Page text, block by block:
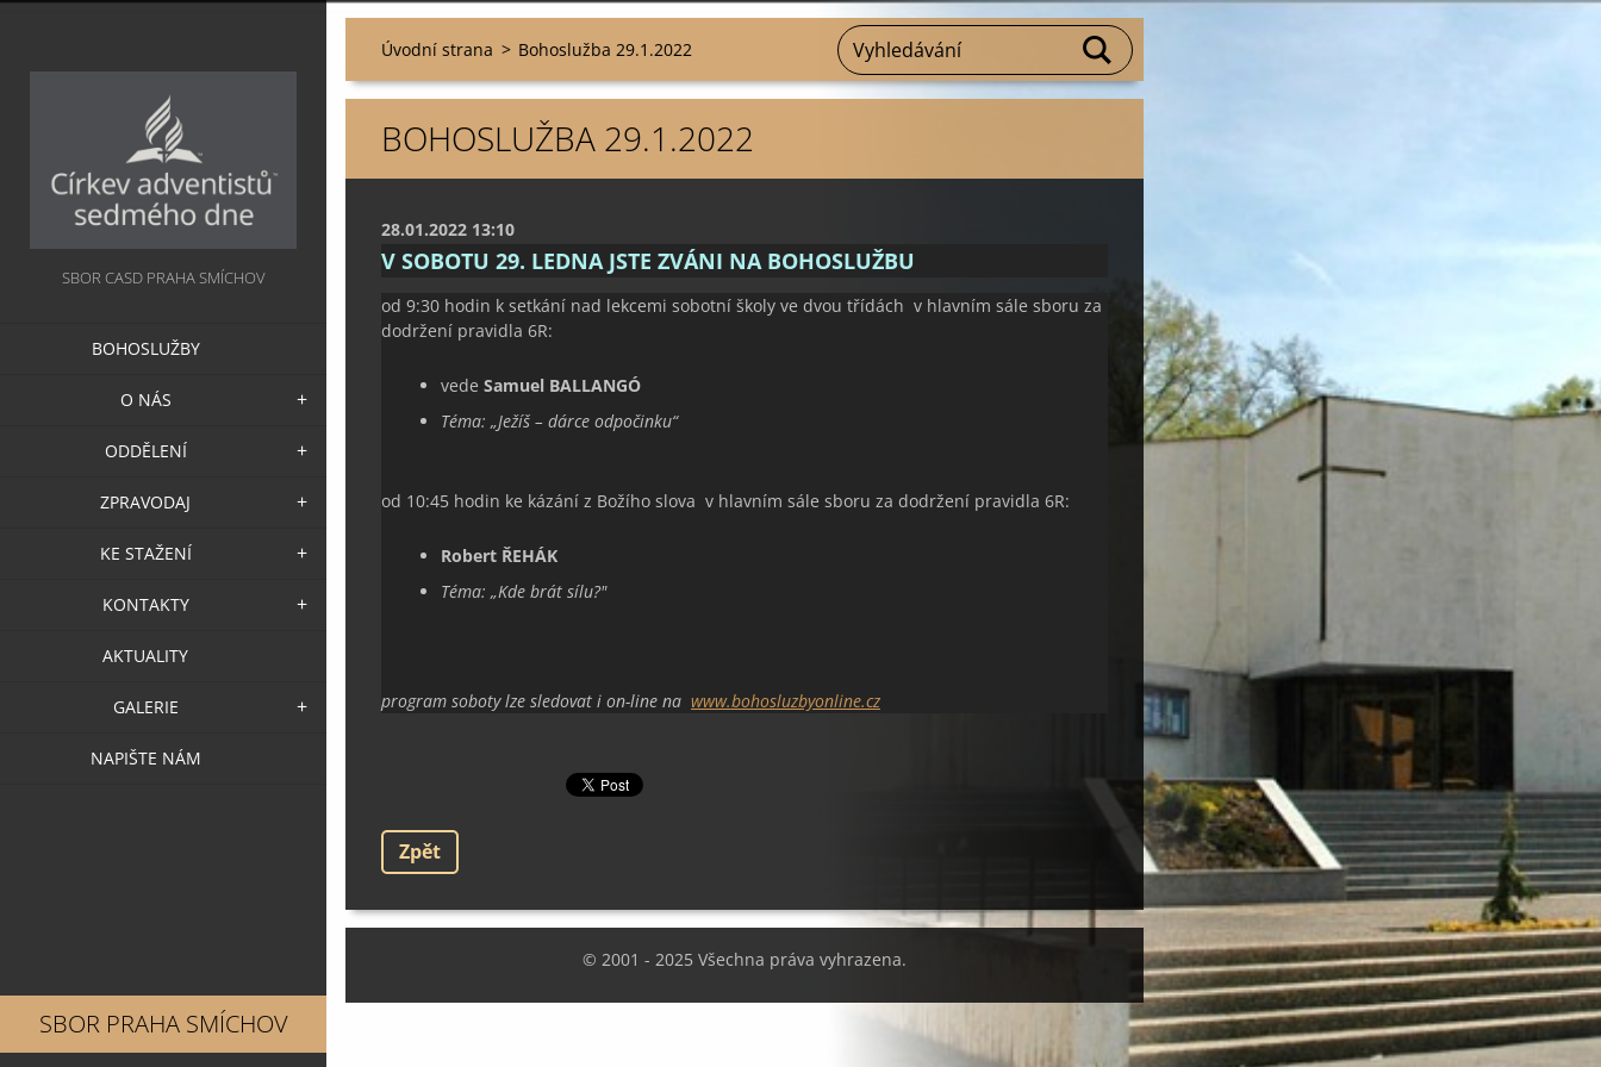
SBOR CASD PRAHA SMÍCHOV
BOHOSLUŽBY
O NÁS
ODDĚLENÍ
ZPRAVODAJ
KE STAŽENÍ
KONTAKTY
AKTUALITY
GALERIE
NAPIŠTE NÁM
SBOR PRAHA SMÍCHOV
Úvodní strana > Bohoslužba 29.1.2022
BOHOSLUŽBA 29.1.2022
28.01.2022 13:10
V SOBOTU 29. LEDNA JSTE ZVÁNI NA BOHOSLUŽBU
od 9:30 hodin k setkání nad lekcemi sobotní školy ve dvou třídách v hlavním sále sboru za
dodržení pravidla 6R:
vede Samuel BALLANGÓ
Téma: „Ježíš – dárce odpočinku“
od 10:45 hodin ke kázání z Božího slova v hlavním sále sboru za dodržení pravidla 6R:
Robert ŘEHÁK
Téma: „Kde brát sílu?"
program soboty lze sledovat i on-line na www.bohosluzbyonline.cz
Zpět
© 2001 - 2025 Všechna práva vyhrazena.